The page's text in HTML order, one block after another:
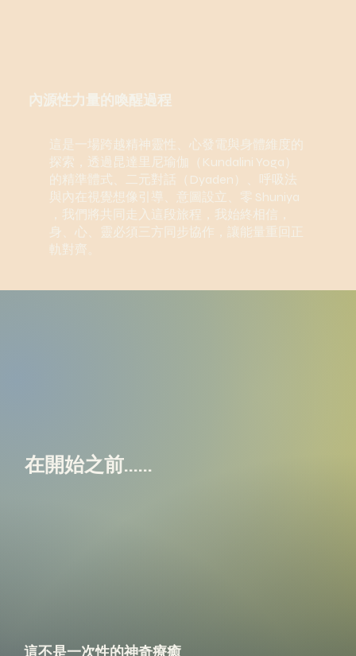
內源性力量的喚醒過程
這是一場跨越精神靈性、心發電與身體維度的
探索，透過昆達里尼瑜伽（Kundalini Yoga）
的精準體式、二元對話（Dyaden）、呼吸法
與內在視覺想像引導、意圖設立、零 Shuniya
，我們將共同走入這段旅程，我始終相信，
身、心、靈必須三方同步協作，讓能量重回正
軌對齊。
在開始之前......
這不是一次性的神奇療癒